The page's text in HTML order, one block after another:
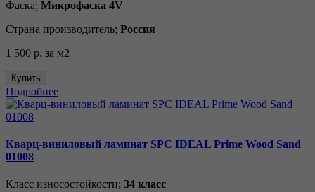
Фаска; Микрофаска 4V
Страна производитель; Россия
1 500 р. за м2
Купить
Подробнее
Кварц-виниловый ламинат SPC IDEAL Prime Wood Sand
01008
Класс износостойкости; 34 класс